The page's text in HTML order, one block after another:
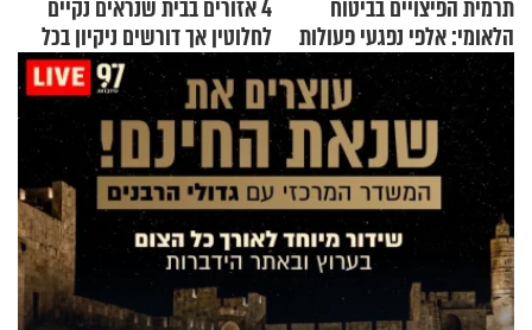
תרמית הפיצויים בביטוח
הלאומי: אלפי נפגעי פעולות
איבה קיבלו כספים במירמה
4 אזורים בבית שנראים נקיים
לחלוטין אך דורשים ניקיון בכל
סוף שבוע